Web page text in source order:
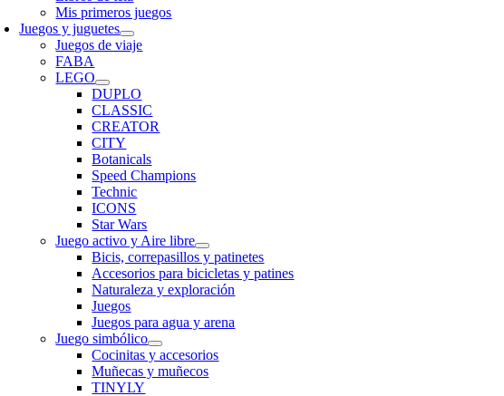
Mis primeros juegos
Juegos y juguetes
Juegos de viaje
FABA
LEGO
DUPLO
CLASSIC
CREATOR
CITY
Botanicals
Speed Champions
Technic
ICONS
Star Wars
Juego activo y Aire libre
Bicis, correpasillos y patinetes
Accesorios para bicicletas y patines
Naturaleza y exploración
Juegos
Juegos para agua y arena
Juego simbólico
Cocinitas y accesorios
Muñecas y muñecos
TINYLY